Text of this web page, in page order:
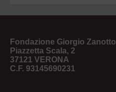
Fondazione Giorgio Zanotto
Piazzetta Scala, 2
37121 VERONA
C.F. 93145690231